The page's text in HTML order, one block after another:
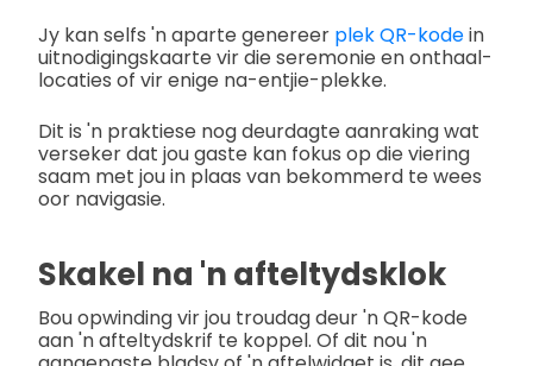
Jy kan selfs 'n aparte genereer plek QR-kodein
uitnodigingskaarte vir die seremonie en onthaal-
locaties of vir enige na-entjie-plekke.
Dit is 'n praktiese nog deurdagte aanraking wat
verseker dat jou gaste kan fokus op die viering
saam met jou in plaas van bekommerd te wees
oor navigasie.
Skakel na 'n afteltydsklok
Bou opwinding vir jou troudag deur 'n QR-kode
aan 'n afteltydskrif te koppel. Of dit nou 'n